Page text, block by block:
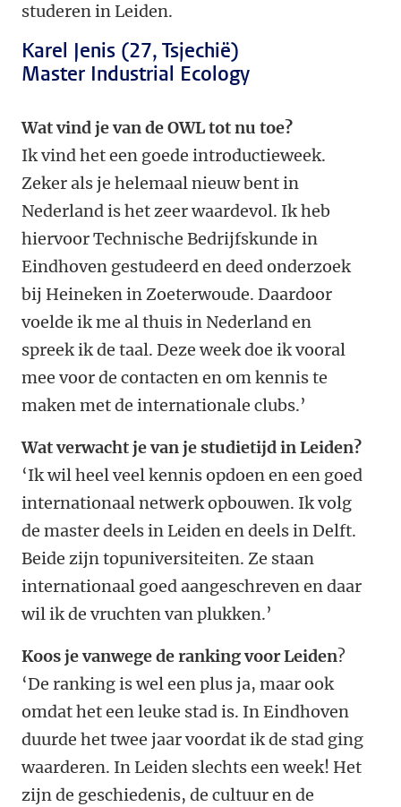
studeren in Leiden.
Karel Jenis (27, Tsjechië)
Master Industrial Ecology
Wat vind je van de OWL tot nu toe?
Ik vind het een goede introductieweek.
Zeker als je helemaal nieuw bent in
Nederland is het zeer waardevol. Ik heb
hiervoor Technische Bedrijfskunde in
Eindhoven gestudeerd en deed onderzoek
bij Heineken in Zoeterwoude. Daardoor
voelde ik me al thuis in Nederland en
spreek ik de taal. Deze week doe ik vooral
mee voor de contacten en om kennis te
maken met de internationale clubs.’
Wat verwacht je van je studietijd in Leiden?
‘Ik wil heel veel kennis opdoen en een goed
internationaal netwerk opbouwen. Ik volg
de master deels in Leiden en deels in Delft.
Beide zijn topuniversiteiten. Ze staan
internationaal goed aangeschreven en daar
wil ik de vruchten van plukken.’
Koos je vanwege de ranking voor Leiden?
‘De ranking is wel een plus ja, maar ook
omdat het een leuke stad is. In Eindhoven
duurde het twee jaar voordat ik de stad ging
waarderen. In Leiden slechts een week! Het
zijn de geschiedenis, de cultuur en de